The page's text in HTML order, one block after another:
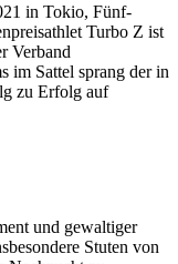
in Tokio, Fünf-
Turbo Z ist
Verband
im Sattel sprang der in
zu Erfolg auf
und gewaltiger
Stuten von